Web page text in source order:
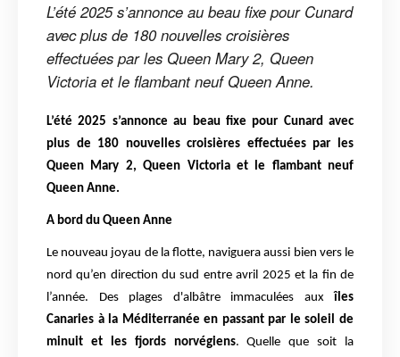
L’été 2025 s’annonce au beau fixe pour Cunard
avec plus de 180 nouvelles croisières
effectuées par les Queen Mary 2, Queen
Victoria et le flambant neuf Queen Anne.
L’été 2025 s’annonce au beau fixe pour Cunard avec
plus de 180 nouvelles croisières effectuées par les
Queen Mary 2, Queen Victoria et le flambant neuf
Queen Anne.
A bord du Queen Anne
Le nouveau joyau de la flotte, naviguera aussi bien vers le
nord qu’en direction du sud entre avril 2025 et la fin de
l’année. Des plages d'albâtre immaculées aux îles
Canaries à la Méditerranée en passant par le soleil de
minuit et les fjords norvégiens. Quelle que soit la